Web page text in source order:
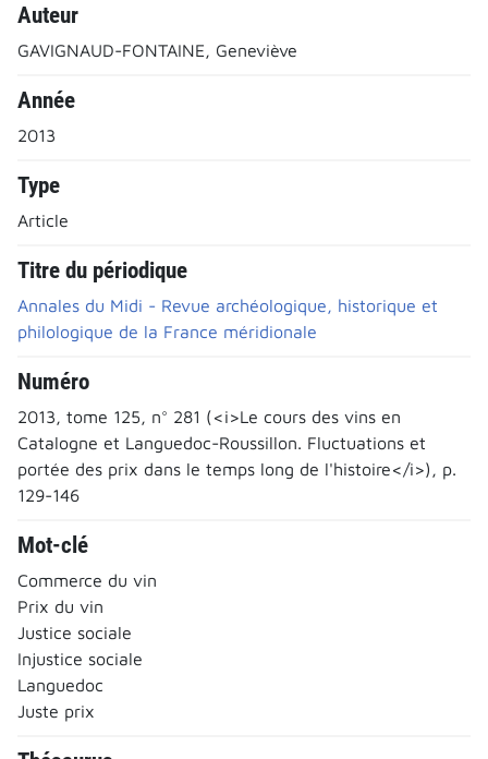
Auteur
GAVIGNAUD-FONTAINE, Geneviève
Année
2013
Type
Article
Titre du périodique
Annales du Midi - Revue archéologique, historique et
philologique de la France méridionale
Numéro
2013, tome 125, n° 281 (<i>Le cours des vins en
Catalogne et Languedoc-Roussillon. Fluctuations et
portée des prix dans le temps long de l'histoire</i>), p.
129-146
Mot-clé
Commerce du vin
Prix du vin
Justice sociale
Injustice sociale
Languedoc
Juste prix